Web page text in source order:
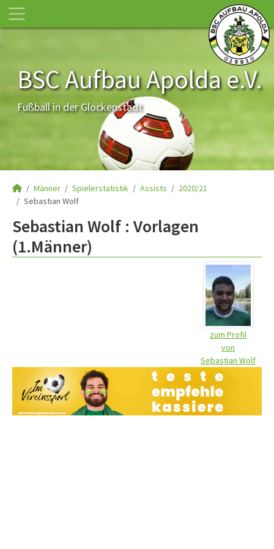
BSC Aufbau Apolda e.V.
Fußball in der Glockenstadt
Männer Spielerstatistik Assists
2020/21
Sebastian Wolf
Sebastian Wolf : Vorlagen
(1.Männer)
zum Profil
von
Sebastian Wolf